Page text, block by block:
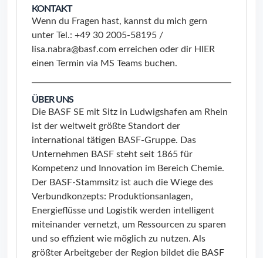
KONTAKT
Wenn du Fragen hast, kannst du mich gern
unter Tel.: +49 30 2005-58195 /
lisa.nabra@basf.com erreichen oder dir HIER
einen Termin via MS Teams buchen.
ÜBER UNS
Die BASF SE mit Sitz in Ludwigshafen am Rhein
ist der weltweit größte Standort der
international tätigen BASF-Gruppe. Das
Unternehmen BASF steht seit 1865 für
Kompetenz und Innovation im Bereich Chemie.
Der BASF-Stammsitz ist auch die Wiege des
Verbundkonzepts: Produktionsanlagen,
Energieflüsse und Logistik werden intelligent
miteinander vernetzt, um Ressourcen zu sparen
und so effizient wie möglich zu nutzen. Als
größter Arbeitgeber der Region bildet die BASF